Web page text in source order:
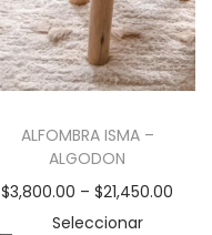
ALFOMBRA ISMA –
ALGODON
$3,800.00 –$21,450.00
Seleccionar